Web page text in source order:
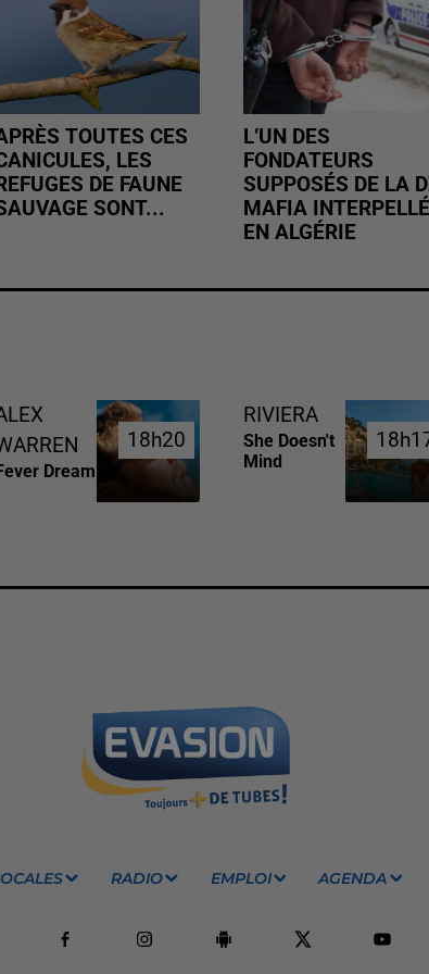
TOUTES CES
LES
REFUGES DE FAUNE
SONT...
L’UN DES
FONDATEURS
SUPPOSÉS DE LA
MAFIA INTERPELLÉ
EN ALGÉRIE
Dream
18h20
18h20
RIVIERA
She Doesn't
Mind
RADIO EMPLOI AGENDA